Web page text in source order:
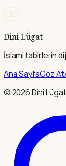
Dini Lügat
İslami tabirlerin
Ana SayfaGöz At
©2026Dini Lügat